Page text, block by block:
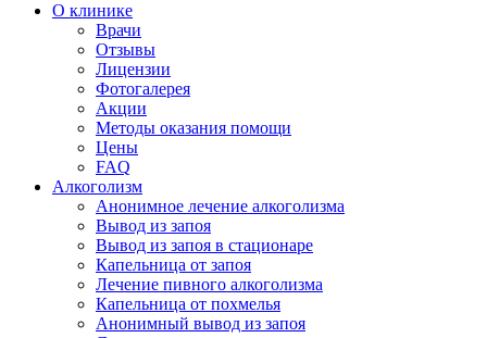
О клинике
Врачи
Отзывы
Лицензии
Фотогалерея
Акции
Методы оказания помощи
Цены
FAQ
Алкоголизм
Анонимное лечение алкоголизма
Вывод из запоя
Вывод из запоя в стационаре
Капельница от запоя
Лечение пивного алкоголизма
Капельница от похмелья
Анонимный вывод из запоя